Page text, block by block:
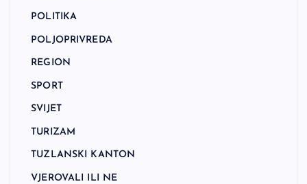
POLITIKA
POLJOPRIVREDA
REGION
SPORT
SVIJET
TURIZAM
TUZLANSKI KANTON
VJEROVALI ILI NE